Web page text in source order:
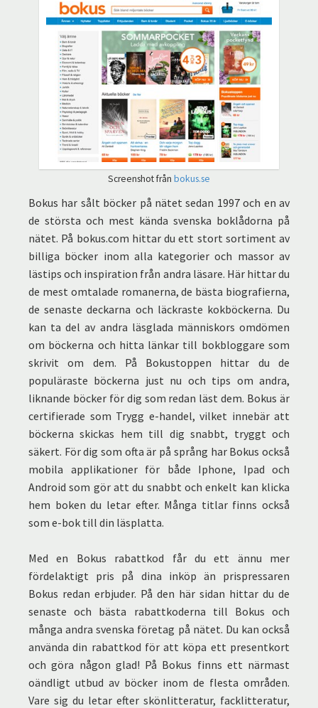
Screenshot från bokus.se
Bokus har sålt böcker på nätet sedan 1997 och en av
de största och mest kända svenska boklådorna på
nätet. På bokus.com hittar du ett stort sortiment av
billiga böcker inom alla kategorier och massor av
lästips och inspiration från andra läsare. Här hittar du
de mest omtalade romanerna, de bästa biografierna,
de senaste deckarna och läckraste kokböckerna. Du
kan ta del av andra läsglada människors omdömen
om böckerna och hitta länkar till bokbloggare som
skrivit om dem. På Bokustoppen hittar du de
populäraste böckerna just nu och tips om andra,
liknande böcker för dig som redan läst dem. Bokus är
certifierade som Trygg e-handel, vilket innebär att
böckerna skickas hem till dig snabbt, tryggt och
säkert. För dig som ofta är på språng har Bokus också
mobila applikationer för både Iphone, Ipad och
Android som gör att du snabbt och enkelt kan klicka
hem boken du letar efter. Många titlar finns också
som e-bok till din läsplatta.
Med en Bokus rabattkod får du ett ännu mer
fördelaktigt pris på dina inköp än prispressaren
Bokus redan erbjuder. På den här sidan hittar du de
senaste och bästa rabattkoderna till Bokus och
många andra svenska företag på nätet. Du kan också
använda din rabattkod för att köpa ett presentkort
och göra någon glad! På Bokus finns ett närmast
oändligt utbud av böcker inom de flesta områden.
Vare sig du letar efter skönlitteratur, facklitteratur,